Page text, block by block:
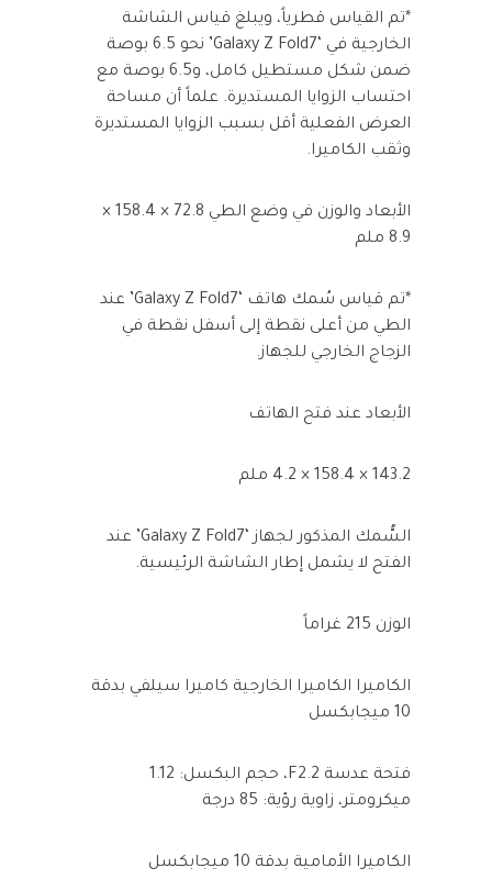
*تم القياس قطرياً، ويبلغ قياس الشاشة
الخارجية في ‘Galaxy Z Fold7’ نحو 6.5 بوصة
ضمن شكل مستطيل كامل، و6.5 بوصة مع
احتساب الزوايا المستديرة. علماً أن مساحة
العرض الفعلية أقل بسبب الزوايا المستديرة
وثقب الكاميرا.
الأبعاد والوزن في وضع الطي 72.8 × 158.4 ×
8.9 ملم
*تم قياس سُمك هاتف ‘Galaxy Z Fold7’ عند
الطي من أعلى نقطة إلى أسفل نقطة في
الزجاج الخارجي للجهاز.
الأبعاد عند فتح الهاتف
143.2 × 158.4 × 4.2 ملم
السُّمك المذكور لجهاز ‘Galaxy Z Fold7’ عند
الفتح لا يشمل إطار الشاشة الرئيسية.
الوزن 215 غراماً
الكاميرا الكاميرا الخارجية كاميرا سيلفي بدقة
10 ميجابكسل
فتحة عدسة F2.2، حجم البكسل: 1.12
ميكرومتر، زاوية رؤية: 85 درجة
الكاميرا الأمامية بدقة 10 ميجابكسل